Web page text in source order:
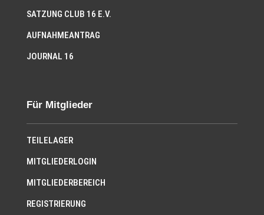
SATZUNG CLUB 16 E.V.
AUFNAHMEANTRAG
JOURNAL 16
Für Mitglieder
TEILELAGER
MITGLIEDERLOGIN
MITGLIEDERBEREICH
REGISTRIERUNG